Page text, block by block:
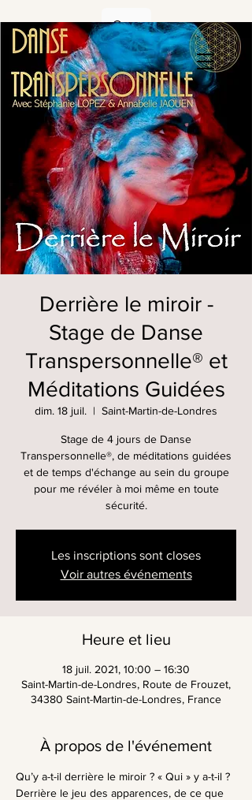
Derrière le miroir -
Stage de Danse
Transpersonnelle® et
Méditations Guidées
dim. 18 juil.
  |
Saint-Martin-de-Londres
Stage de 4 jours de Danse
Transpersonnelle®, de méditations guidées
et de temps d'échange au sein du groupe
pour me révéler à moi même en toute
sécurité.
Les inscriptions sont closes
Voir autres événements
Heure et lieu
18 juil. 2021, 10:00 – 16:30
Saint-Martin-de-Londres, Route de Frouzet,
34380 Saint-Martin-de-Londres, France
À propos de l'événement
Qu’y a-t-il derrière le miroir ? « Qui » y a-t-il ?
Derrière le jeu des apparences, de ce que